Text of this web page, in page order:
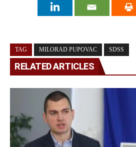
TAG MILORAD PUPOVAC SDSS
RELATED ARTICLES